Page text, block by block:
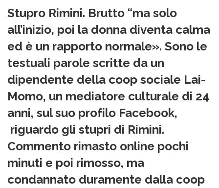
Stupro Rimini. Brutto “ma solo
all’inizio, poi la donna diventa calma
ed è un rapporto normale». Sono le
testuali parole scritte da un
dipendente della coop sociale Lai-
Momo, un mediatore culturale di 24
anni, sul suo profilo Facebook,
riguardo gli stupri di Rimini.
Commento rimasto online pochi
minuti e poi rimosso, ma
condannato duramente dalla coop